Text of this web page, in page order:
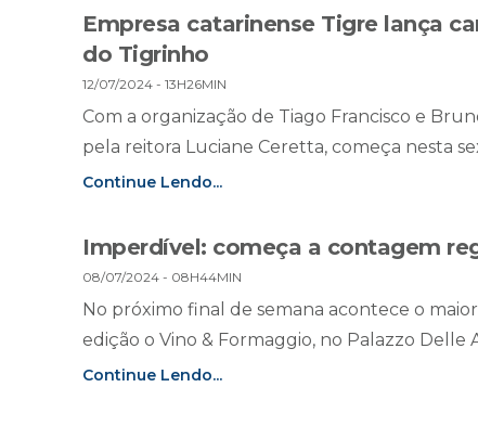
Empresa catarinense Tigre lança
do Tigrinho
12/07/2024 - 13H26MIN
Com a organização de Tiago Francisco e
pela reitora Luciane Ceretta, começa nesta
Continue Lendo...
Imperdível: começa a contagem
08/07/2024 - 08H44MIN
No próximo final de semana acontece o
edição o Vino & Formaggio, no Palazzo Delle
Continue Lendo...